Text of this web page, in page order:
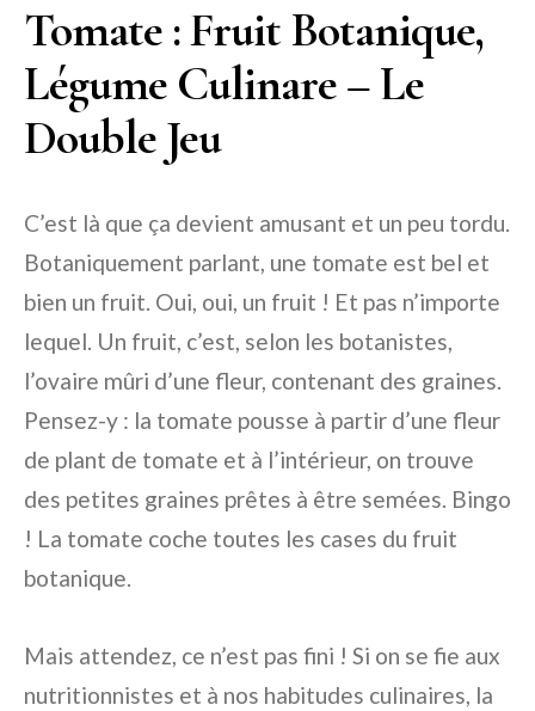
Tomate : Fruit Botanique,
Légume Culinare – Le
Double Jeu
C’est là que ça devient amusant et un peu tordu.
Botaniquement parlant, une tomate est bel et
bien un fruit. Oui, oui, un fruit ! Et pas n’importe
lequel. Un fruit, c’est, selon les botanistes,
l’ovaire mûri d’une fleur, contenant des graines.
Pensez-y : la tomate pousse à partir d’une fleur
de plant de tomate et à l’intérieur, on trouve
des petites graines prêtes à être semées. Bingo
! La tomate coche toutes les cases du fruit
botanique.
Mais attendez, ce n’est pas fini ! Si on se fie aux
nutritionnistes et à nos habitudes culinaires, la